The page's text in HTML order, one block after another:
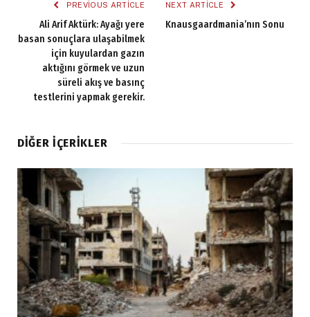
PREVIOUS ARTICLE
Ali Arif Aktürk: Ayağı yere
basan sonuçlara ulaşabilmek
için kuyulardan gazın
aktığını görmek ve uzun
süreli akış ve basınç
testlerini yapmak gerekir.
NEXT ARTICLE
Knausgaardmania’nın Sonu
DIĞER İÇERIKLER